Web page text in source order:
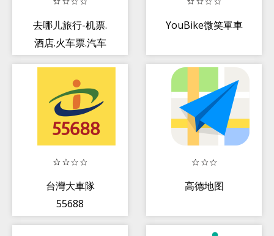
去哪儿旅行-机票.
酒店.火车票.汽车
YouBike微笑單車
台灣大車隊
55688
高德地图